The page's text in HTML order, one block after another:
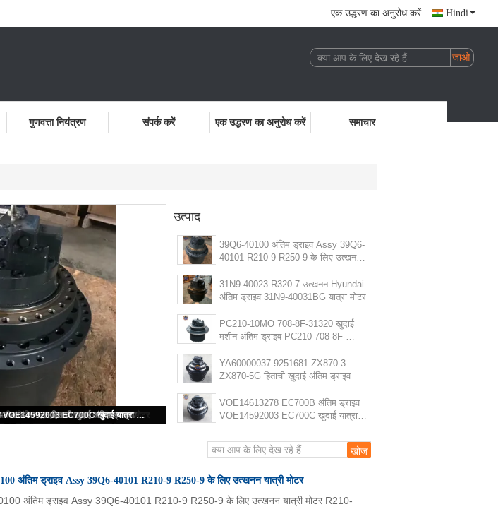
एक उद्धरण का अनुरोध करें Hindi
गुणवत्ता नियंत्रण संपर्क करें एक उद्धरण का अनुरोध करें समाचार
39Q6-40100 अंतिम ड्राइव Assy 39Q6-40101 R210-9 R250-9 के लिए उत्खनन यात्री मोटर
उत्पाद
39Q6-40100 अंतिम ड्राइव Assy 39Q6-
40101 R210-9 R250-9 के लिए उत्खनन
31N9-40023 R320-7 उत्खनन Hyundai
अंतिम ड्राइव 31N9-40031BG यात्रा मोटर
PC210-10MO 708-8F-31320 खुदाई
मशीन अंतिम ड्राइव PC210 708-8F-
YA60000037 9251681 ZX870-3
ZX870-5G हिताची खुदाई अंतिम ड्राइव
VOE14613278 EC700B अंतिम ड्राइव
VOE14592003 EC700C खुदाई यात्रा
अंतिम ड्राइव Assy 39Q6-40101 R210-9 R250-9 के लिए उत्खनन यात्री मोटर
अंतिम ड्राइव Assy 39Q6-40101 R210-9 R250-9 के लिए उत्खनन यात्री मोटर R210-